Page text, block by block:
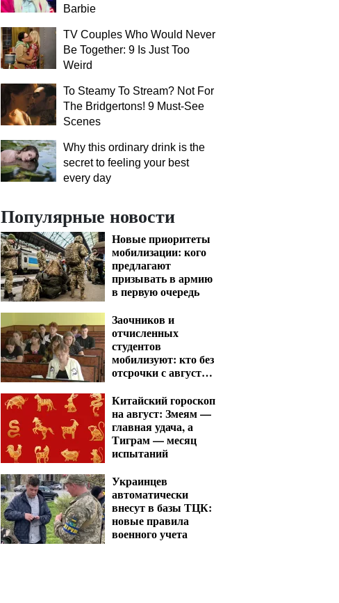
Barbie
TV Couples Who Would Never
Be Together: 9 Is Just Too
Weird
To Steamy To Stream? Not For
The Bridgertons! 9 Must-See
Scenes
Why this ordinary drink is the
secret to feeling your best
every day
Популярные новости
Новые приоритеты
мобилизации: кого
предлагают
призывать в армию
в первую очередь
Заочников и
отчисленных
студентов
мобилизуют: кто без
отсрочки с августа
Китайский гороскоп
на август: Змеям —
главная удача, а
Тиграм — месяц
испытаний
Украинцев
автоматически
внесут в базы ТЦК:
новые правила
военного учета